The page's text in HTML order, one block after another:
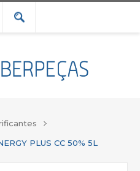
PLUS CC 50% 5L